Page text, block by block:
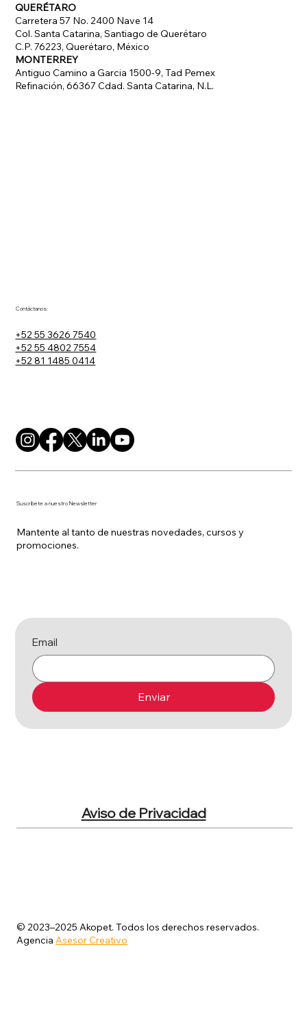
© 2023–2025 Akopet. Todos los derechos reservados.
Agencia Asesor Creativo
Aviso de Privacidad
Email
Enviar
Suscríbete a nuestro Newsletter
Mantente al tanto de nuestras novedades, cursos y
promociones.
Contáctanos:
+52 55 3626 7540
+52 81 1485 0414
+52 55 4802 7554
QUERÉTARO
Carretera 57 No. 2400 Nave 14
Col. Santa Catarina, Santiago de Querétaro
C.P. 76223, Querétaro, México
MONTERREY
Antiguo Camino a Garcia 1500-9, Tad Pemex
Refinación, 66367 Cdad. Santa Catarina, N.L.